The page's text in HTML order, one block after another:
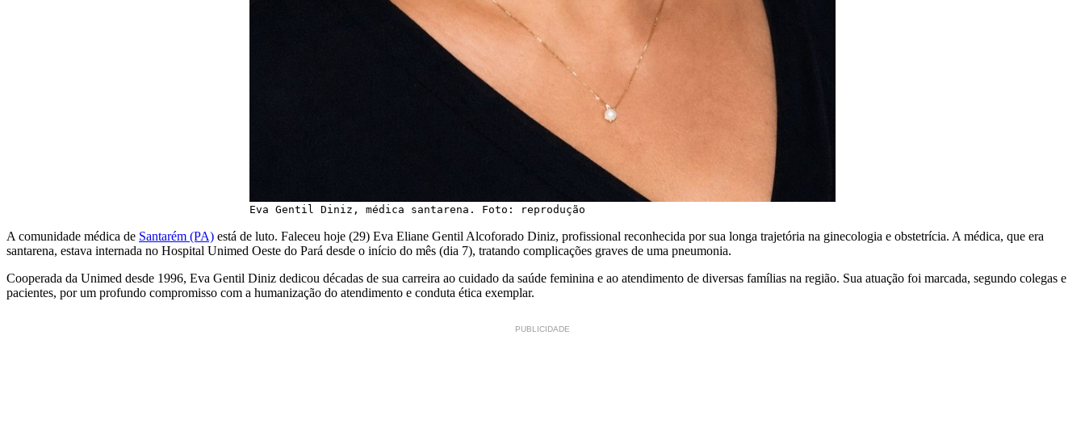
Eva Gentil Diniz, médica santarena. Foto: reprodução
A comunidade médica de Santarém (PA) está de luto. Faleceu hoje (29) Eva Eliane Gentil Alcoforado Diniz, profissional reconhecida por sua longa trajetória na ginecologia e obstetrícia. A médica, que era
santarena, estava internada no Hospital Unimed Oeste do Pará desde o início do mês (dia 7), tratando complicações graves de uma pneumonia.
Cooperada da Unimed desde 1996, Eva Gentil Diniz dedicou décadas de sua carreira ao cuidado da saúde feminina e ao atendimento de diversas famílias na região. Sua atuação foi marcada, segundo colegas e
pacientes, por um profundo compromisso com a humanização do atendimento e conduta ética exemplar.
PUBLICIDADE